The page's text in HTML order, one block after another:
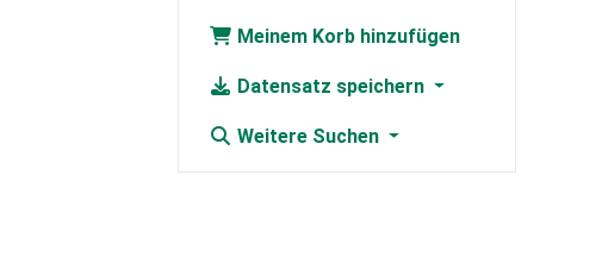
Meinem Korb hinzufügen
Datensatz speichern
Weitere Suchen